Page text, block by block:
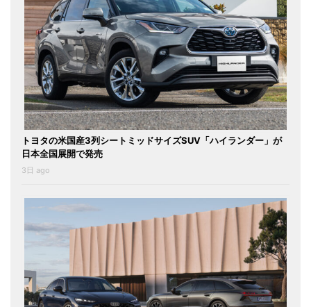
トヨタの米国産3列シートミッドサイズSUV「ハイランダー」が
日本全国展開で発売
3日 ago